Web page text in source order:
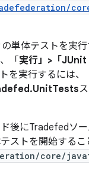
単体テストを実
「 実行」>「JUnit
を実行するには、
後にTradefedソ
ストを開始するこ
core/